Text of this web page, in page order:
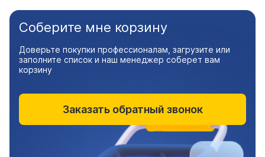
Соберите мне корзину
Доверьте покупки профессионалам, загрузите или
заполните список и наш менеджер соберет вам
корзину
Заказать обратный звонок